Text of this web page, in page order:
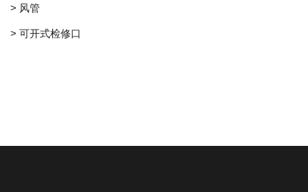
> 风管
> 可开式检修口